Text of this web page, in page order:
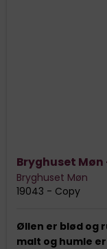
Bryghuset Møn
Bryghuset Møn
19043 - Copy
Øllen er blød og
malt og humle